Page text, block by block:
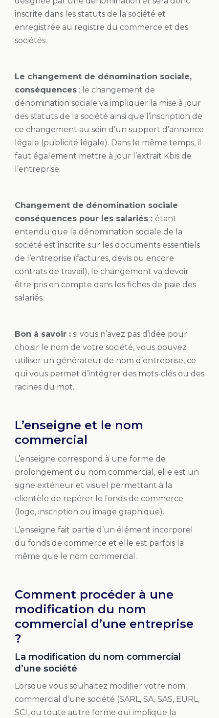
inscrite dans les statuts de la société et
enregistrée au registre du commerce et des
sociétés.
Le changement de dénomination sociale,
conséquences : le changement de
dénomination sociale va impliquer la mise à jour
des statuts de la société ainsi que l’inscription de
ce changement au sein d’un support d’annonce
légale (publicité légale). Dans le même temps, il
faut également mettre à jour l’extrait Kbis de
l’entreprise.
Changement de dénomination sociale
conséquences pour les salariés : étant
entendu que la dénomination sociale de la
société est inscrite sur les documents essentiels
de l’entreprise (factures, devis ou encore
contrats de travail), le changement va devoir
être pris en compte dans les fiches de paie des
salariés.
Bon à savoir : si vous n’avez pas d’idée pour
choisir le nom de votre société, vous pouvez
utiliser un générateur de nom d’entreprise, ce
qui vous permet d’intégrer des mots-clés ou des
racines du mot.
L’enseigne et le nom
commercial
L’enseigne correspond à une forme de
prolongement du nom commercial, elle est un
signe extérieur et visuel permettant à la
clientèle de repérer le fonds de commerce
(logo, inscription ou image graphique).
L’enseigne fait partie d’un élément incorporel
du fonds de commerce et elle est parfois la
même que le nom commercial.
Comment procéder à une
modification du nom
commercial d’une entreprise
?
La modification du nom commercial
d’une société
Lorsque vous souhaitez modifier votre nom
commercial d’une société (SARL, SA, SAS, EURL,
SCI, ou toute autre forme qui implique la